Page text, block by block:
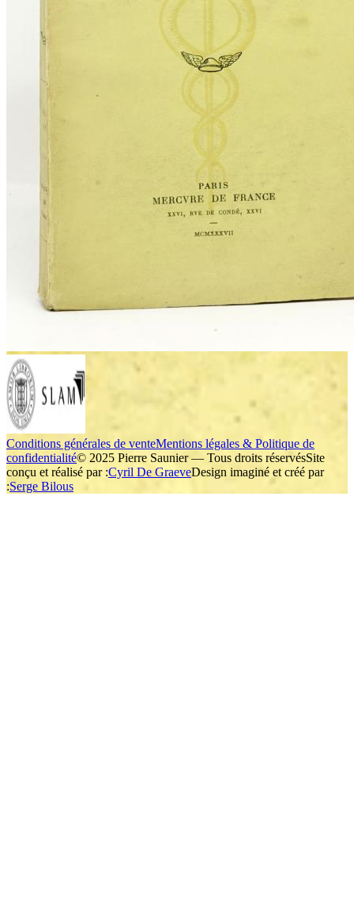
Conditions générales de venteMentions légales & Politique de
confidentialité© 2025 Pierre Saunier — Tous droits réservésSite
conçu et réalisé par :Cyril De GraeveDesign imaginé et créé par
:Serge Bilous